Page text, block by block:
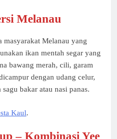
Melanau
Melanau yang
ikan mentah segar yang
bawang merah, cili, garam
dengan udang celur,
bakar atau nasi panas.
Kaul.
– Kombinasi Yee